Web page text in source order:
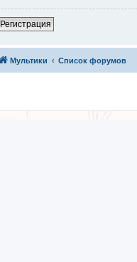
Регистрация
Мультики Список форумов